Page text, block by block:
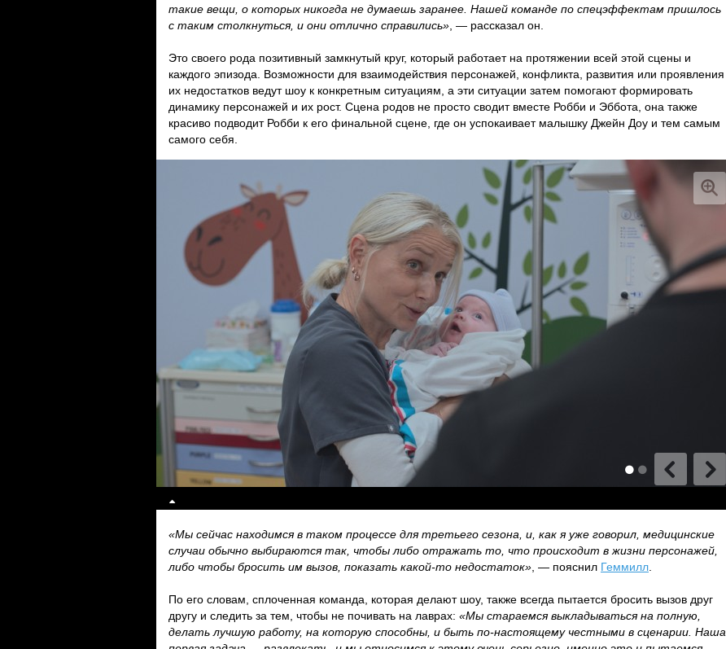
такие вещи, о которых никогда не думаешь заранее. Нашей команде по спецэффектам пришлось
с таким столкнуться, и они отлично справились» , — рассказал он.
Это своего рода позитивный замкнутый круг, который работает на протяжении всей этой сцены и
каждого эпизода. Возможности для взаимодействия персонажей, конфликта, развития или проявления
их недостатков ведут шоу к конкретным ситуациям, а эти ситуации затем помогают формировать
динамику персонажей и их рост. Сцена родов не просто сводит вместе Робби и Эббота, она также
красиво подводит Робби к его финальной сцене, где он успокаивает малышку Джейн Доу и тем самым
самого себя.
«Мы сейчас находимся в таком процессе для третьего сезона, и, как я уже говорил, медицинские
случаи обычно выбираются так, чтобы либо отражать то, что происходит в жизни персонажей,
либо чтобы бросить им вызов, показать какой-то недостаток» , — пояснил Геммилл
По его словам, сплоченная команда, которая делают шоу, также всегда пытается бросить вызов друг
другу и следить за тем, чтобы не почивать на лаврах: «Мы стараемся выкладываться на полную,
делать лучшую работу, на которую способны, и быть по-настоящему честными в сценарии. Наша